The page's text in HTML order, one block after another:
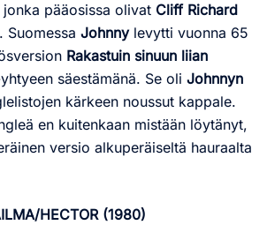
jonka pääosissa olivat Cliff Richard
. Suomessa Johnnylevytti vuonna 65
Rakastuin sinuun liian
säestämänä. Se oli Johnnyn
kärkeen noussut kappale.
en kuitenkaan mistään löytänyt,
versio alkuperäiseltä hauraalta
HECTOR (1980)